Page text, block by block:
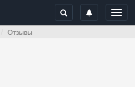
Отзывы